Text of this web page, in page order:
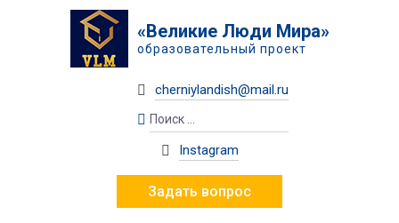
«Великие Люди Мира»
образовательный проект
cherniylandish@mail.ru
Instagram
Задать вопрос